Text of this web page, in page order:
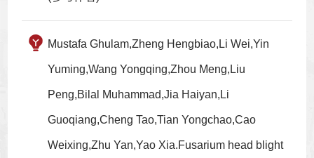
Mustafa Ghulam,Zheng Hengbiao,Li Wei,Yin
Yuming,Wang Yongqing,Zhou Meng,Liu
Peng,Bilal Muhammad,Jia Haiyan,Li
Guoqiang,Cheng Tao,Tian Yongchao,Cao
Weixing,Zhu Yan,Yao Xia.Fusarium head blight